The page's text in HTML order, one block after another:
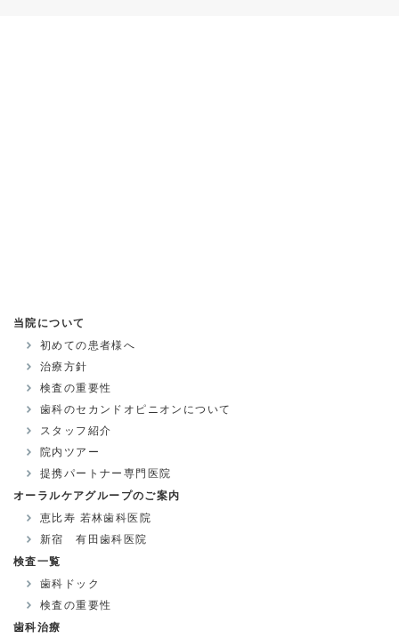
当院について
初めての患者様へ
治療方針
検査の重要性
歯科のセカンドオピニオンについて
スタッフ紹介
院内ツアー
提携パートナー専門医院
オーラルケアグループのご案内
恵比寿 若林歯科医院
新宿 有田歯科医院
検査一覧
歯科ドック
検査の重要性
歯科治療